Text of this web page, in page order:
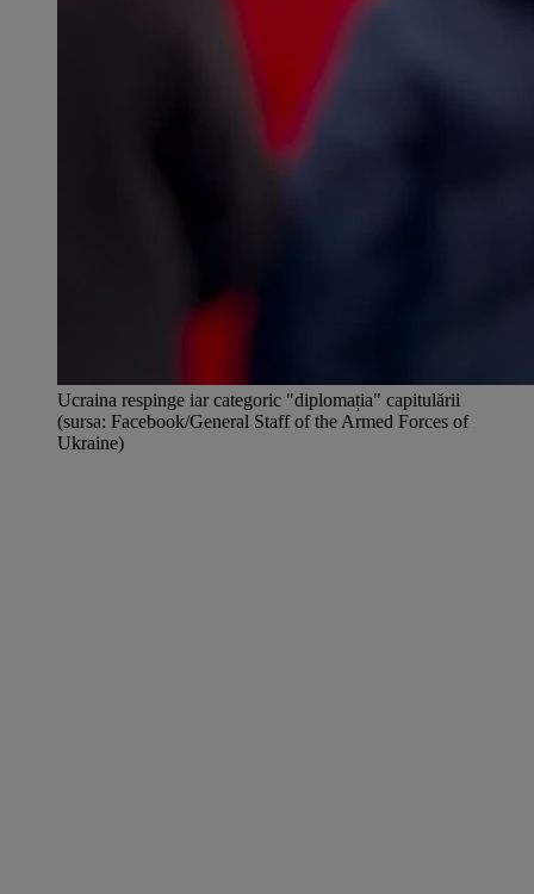
Ucraina respinge iar categoric "diplomația" capitulării
(sursa: Facebook/General Staff of the Armed Forces of
Ukraine)